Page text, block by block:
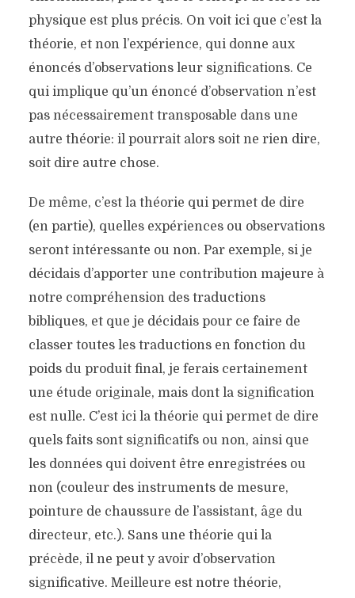
DIS-MOI CE QUE TU VOIS
ET JE TE DIRAIS CE QUE
physique est plus précis. On voit ici que c’est la
théorie, et non l’expérience, qui donne aux
énoncés d’observations leur significations. Ce
qui implique qu’un énoncé d’observation n’est
pas nécessairement transposable dans une
autre théorie: il pourrait alors soit ne rien dire,
soit dire autre chose.
De même, c’est la théorie qui permet de dire
(en partie), quelles expériences ou observations
seront intéressante ou non. Par exemple, si je
décidais d’apporter une contribution majeure à
notre compréhension des traductions
bibliques, et que je décidais pour ce faire de
classer toutes les traductions en fonction du
poids du produit final, je ferais certainement
une étude originale, mais dont la signification
est nulle. C’est ici la théorie qui permet de dire
quels faits sont significatifs ou non, ainsi que
les données qui doivent être enregistrées ou
non (couleur des instruments de mesure,
pointure de chaussure de l’assistant, âge du
directeur, etc.). Sans une théorie qui la
précède, il ne peut y avoir d’observation
significative. Meilleure est notre théorie,